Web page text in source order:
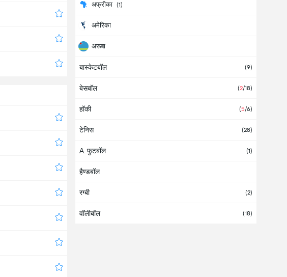
अफ्रीका (1)
अमेरिका
अरूबा
अर्जेंटीना
अल्बानिया
आइवरी कोस्ट
आइसलैंड
आज़रबाइजान
आयरलैंड
इंगलैंड
बास्केटबॉल (9)
बेसबॉल (2/18)
हॉकी (5/6)
टेनिस (28)
A. फुटबॉल (1)
हैण्डबॉल
रग्बी (2)
वॉलीबॉल (18)